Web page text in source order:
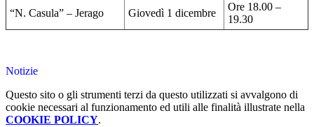
“N. Casula” – Jerago Giovedì 1 dicembre
Ore 18.00 –
19.30
Notizie
Questo sito o gli strumenti terzi da questo utilizzati si avvalgono di
cookie necessari al funzionamento ed utili alle finalità illustrate nella
COOKIE POLICY.